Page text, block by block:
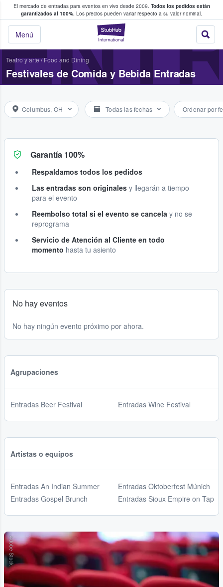
El mercado de entradas para eventos en vivo desde 2009. Todos los pedidos están
garantizados al 100%. Los precios pueden variar respecto a su valor nominal.
StubHub:
Menú
y venta de entradas entre fans
Teatro y arte/Food and Dining
Festivales de Comida y Bebida Entradas
Columbus, OH Todas las fechas Ordenar por
Garantía 100%
Respaldamos todos los pedidos
Las entradas son originales y llegarán a tiempo
para el evento
Reembolso total si el evento se cancela y no se
reprograma
Servicio de Atención al Cliente en todo
momento hasta tu asiento
No hay eventos
No hay ningún evento próximo por ahora.
Agrupaciones
Entradas Beer Festival Entradas Wine Festival
Artistas o equipos
Entradas An Indian Summer
Entradas Gospel Brunch
Entradas Oktoberfest Múnich
Entradas Sioux Empire on Tap
Adobe Stock